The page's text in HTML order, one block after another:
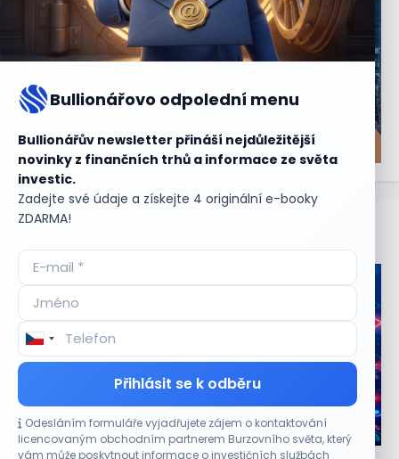
Bullionářovo odpolední menu
Bullionářův newsletter přináší nejdůležitější
novinky z finančních trhů a informace ze světa
investic.
Zadejte své údaje a získejte 4 originální e-booky
ZDARMA!
Přihlásit se k odběru
Odesláním formuláře vyjadřujete zájem o kontaktování
licencovaným obchodním partnerem Burzovního světa, který
vám může poskytnout informace o investičních službách
Aktuální
CO HÝBE TRHEM